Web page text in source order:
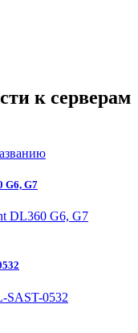
к серверам
G6, G7